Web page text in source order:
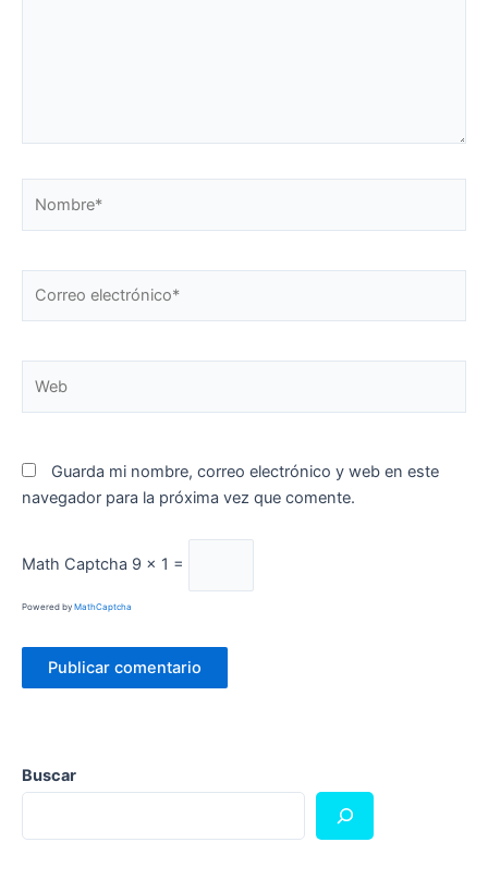
Guarda mi nombre, correo electrónico y web en este
navegador para la próxima vez que comente.
Math Captcha 9 × 1 =
Powered by MathCaptcha
Buscar